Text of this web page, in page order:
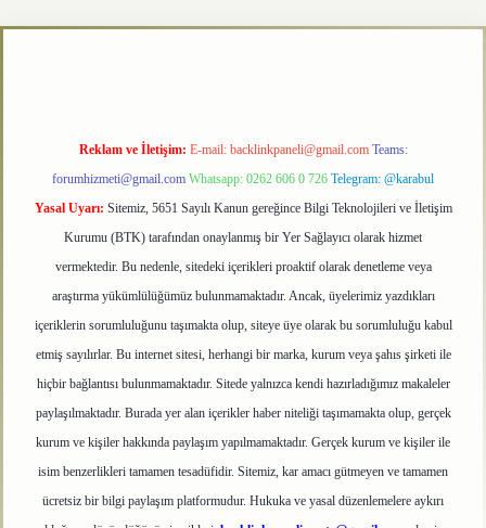
betexper.xyz
Reklam ve İletişim: E-mail: backlinkpaneli@gmail.com Teams:
forumhizmeti@gmail.com Whatsapp: 0262 606 0 726 Telegram: @karabul
Yasal Uyarı: Sitemiz, 5651 Sayılı Kanun gereğince Bilgi Teknolojileri ve İletişim
Kurumu (BTK) tarafından onaylanmış bir Yer Sağlayıcı olarak hizmet
vermektedir. Bu nedenle, sitedeki içerikleri proaktif olarak denetleme veya
araştırma yükümlülüğümüz bulunmamaktadır. Ancak, üyelerimiz yazdıkları
içeriklerin sorumluluğunu taşımakta olup, siteye üye olarak bu sorumluluğu kabul
etmiş sayılırlar. Bu internet sitesi, herhangi bir marka, kurum veya şahıs şirketi ile
hiçbir bağlantısı bulunmamaktadır. Sitede yalnızca kendi hazırladığımız makaleler
paylaşılmaktadır. Burada yer alan içerikler haber niteliği taşımamakta olup, gerçek
kurum ve kişiler hakkında paylaşım yapılmamaktadır. Gerçek kurum ve kişiler ile
isim benzerlikleri tamamen tesadüfidir. Sitemiz, kar amacı gütmeyen ve tamamen
ücretsiz bir bilgi paylaşım platformudur. Hukuka ve yasal düzenlemelere aykırı